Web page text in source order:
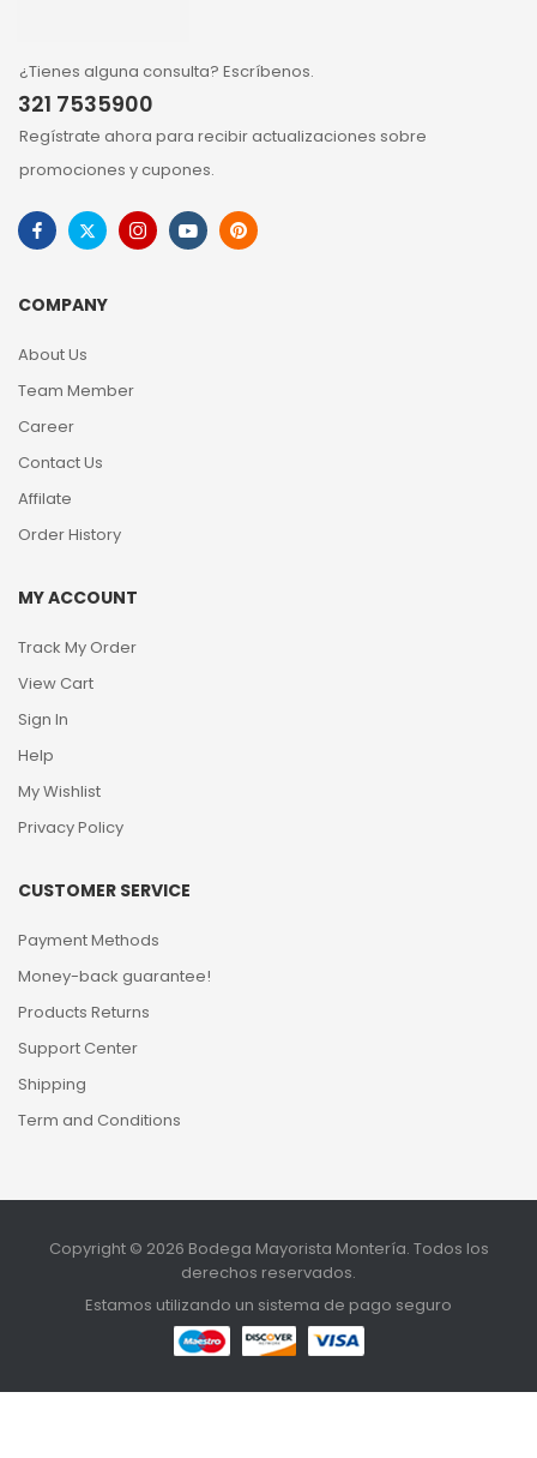
¿Tienes alguna consulta? Escríbenos.
321 7535900
Regístrate ahora para recibir actualizaciones sobre
promociones y cupones.
COMPANY
About Us
Team Member
Career
Contact Us
Affilate
Order History
MY ACCOUNT
Track My Order
View Cart
Sign In
Help
My Wishlist
Privacy Policy
CUSTOMER SERVICE
Payment Methods
Money-back guarantee!
Products Returns
Support Center
Shipping
Term and Conditions
Copyright © 2026 Bodega Mayorista Montería. Todos los
derechos reservados.
Estamos utilizando un sistema de pago seguro